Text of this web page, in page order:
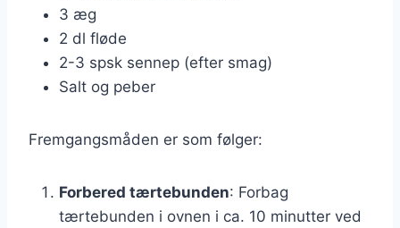
3 æg
2 dl fløde
2-3 spsk sennep (efter smag)
Salt og peber
Fremgangsmåden er som følger:
Forbered tærtebunden: Forbag
tærtebunden i ovnen i ca. 10 minutter ved